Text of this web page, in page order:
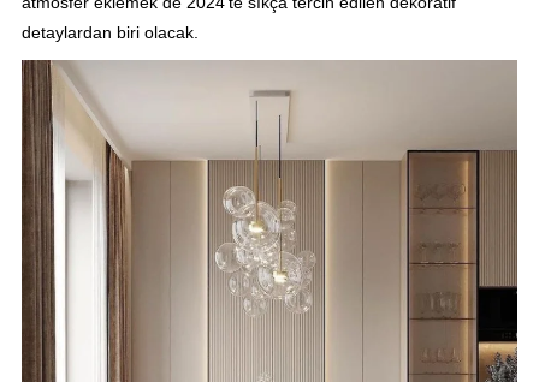
detaylardan biri olacak.